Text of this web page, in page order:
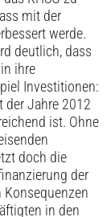
mit der
werde.
deutlich, dass
ihre
Investitionen:
der Jahre 2012
ist. Ohne
doch die
der
in den